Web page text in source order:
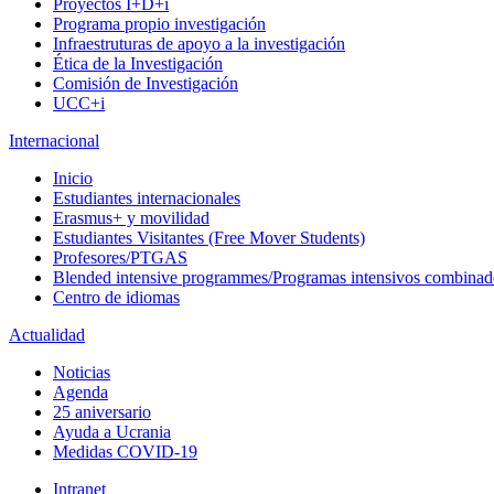
Proyectos I+D+i
Programa propio investigación
Infraestruturas de apoyo a la investigación
Ética de la Investigación
Comisión de Investigación
UCC+i
Internacional
Inicio
Estudiantes internacionales
Erasmus+ y movilidad
Estudiantes Visitantes (Free Mover Students)
Profesores/PTGAS
Blended intensive programmes/Programas intensivos
Centro de idiomas
Actualidad
Noticias
Agenda
25 aniversario
Ayuda a Ucrania
Medidas COVID-19
Intranet